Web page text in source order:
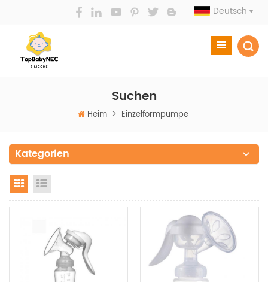
Deutsch
Suchen
Heim > Einzelformpumpe
Kategorien
Grid View